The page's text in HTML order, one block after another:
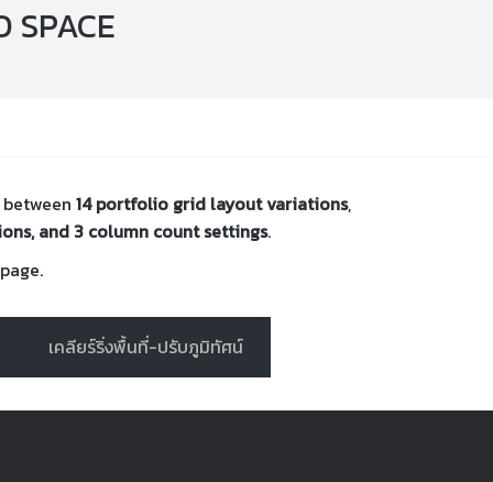
SPACE
14 portfolio grid layout variations,
and 3 column count settings.
เคลียร์ริ่งพื้นที่-ปรับภูมิทัศน์